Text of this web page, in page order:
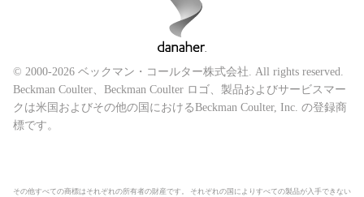
© 2000-2026 ベックマン・コールター株式会社. All rights reserved.
Beckman Coulter、Beckman Coulter ロゴ、製品およびサービスマー
クは米国およびその他の国におけるBeckman Coulter, Inc. の登録商
標です。
その他すべての商標はそれぞれの所有者の財産です。 それぞれの国によりすべての製品が入手できない